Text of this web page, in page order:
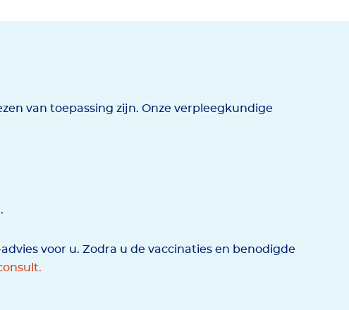
van toepassing zijn. Onze verpleegkundige
voor u. Zodra u de vaccinaties en benodigde